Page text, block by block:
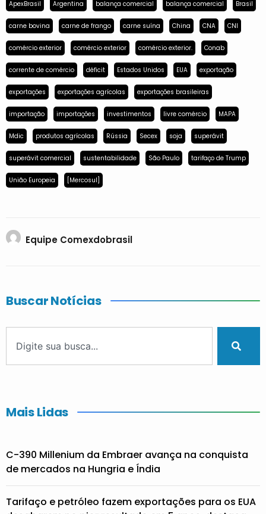
ApexBrasil Argentina balança comercial balança comercial Brasil
carne bovina carne de frango carne suína China CNA CNI
comércio exterior comércio exterior comércio exterior. Conab
corrente de comércio déficit Estados Unidos EUA exportação
exportações exportações agrícolas exportações brasileiras
importação importações investimentos livre comércio MAPA
Mdic produtos agrícolas Rússia Secex soja superávit
superávit comercial sustentabilidade São Paulo tarifaço de Trump
União Europeia [Mercosul]
Equipe Comexdobrasil
Buscar Notícias
Mais Lidas
C-390 Millenium da Embraer avança na conquista
de mercados na Hungria e Índia
Tarifaço e petróleo fazem exportações para os EUA